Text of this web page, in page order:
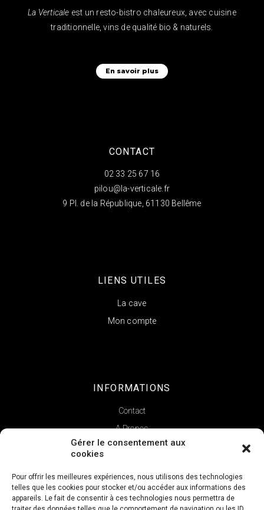
Gérer le consentement aux
cookies
Pour offrir les meilleures expériences, nous utilisons des technologies
telles que les cookies pour stocker et/ou accéder aux informations des
appareils. Le fait de consentir à ces technologies nous permettra de
La Verticale est un resto-bistro chaleureux, avec cuisine
traditionnelle, vins de qualité bio & naturels.
En savoir plus
CONTACT
02 33 25 67 16
pilou@la-verticale.fr
9 Pl. de la République, 61130 Bellême
LIENS UTILES
La cave
Mon compte
INFORMATIONS
Contact
A Propos